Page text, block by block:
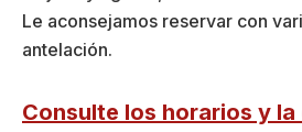
Le aconsejamos reservar con
antelación.
Consulte los horarios y